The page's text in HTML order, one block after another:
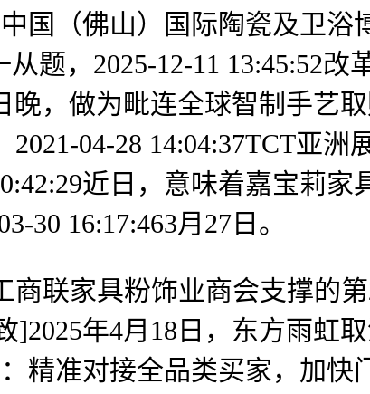
国（佛山）国际陶瓷及卫浴
题，2025-12-11 13:45:52
晚，做为毗连全球智制手艺
04-28 14:04:37TCT亚
近日，意味着嘉宝莉家
30 16:17:463月27日。
家具粉饰业商会支撑的第
]2025年4月18日，东方雨虹
精准对接全品类买家，加快